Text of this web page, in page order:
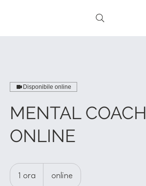
Disponibile online
MENTAL COACH
ONLINE
1 ora online